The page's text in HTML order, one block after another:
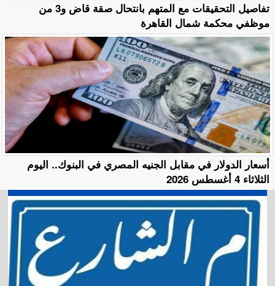
تفاصيل التحقيقات مع المتهم بانتحال صقة قاض و3 من
موظفي محكمة شمال القاهرة
أسعار الدولار في مقابل الجنيه المصري في البنوك.. اليوم
الثلاثاء 4 أغسطس 2026